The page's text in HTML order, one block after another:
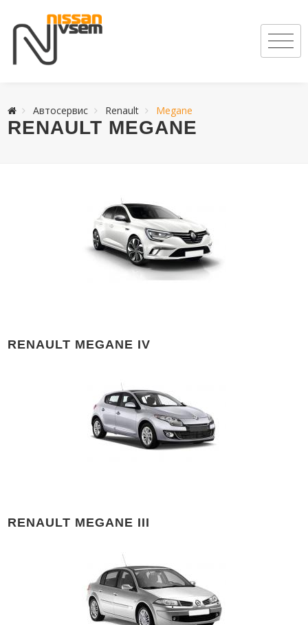
Автосервис Renault Megane
RENAULT MEGANE
RENAULT MEGANE IV
RENAULT MEGANE III